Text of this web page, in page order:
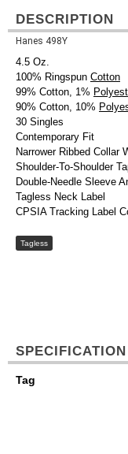
DESCRIPTION
Hanes 498Y
4.5 Oz.
100% Ringspun Cotton
99% Cotton, 1%
90% Cotton, 10%
30 Singles
Contemporary Fit
Narrower Ribbed Collar
Shoulder-To-Shoulder
Double-Needle Sleeve
Tagless Neck Label
CPSIA Tracking Label
Tagless
SPECIFICATION
Tag